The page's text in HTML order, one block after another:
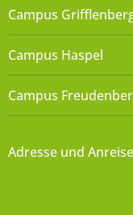
Campus
Campus Haspel
Campus
Adresse und Anreise